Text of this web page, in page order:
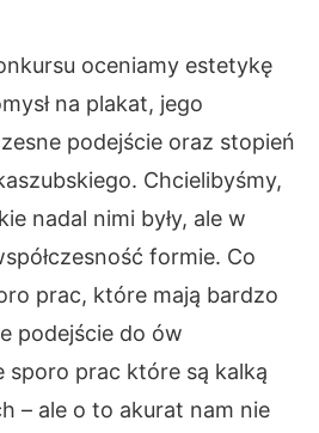
oceniamy estetykę
na plakat, jego
podejście oraz stopień
Chcielibyśmy,
nadal nimi były, ale w
formie. Co
prac, które mają bardzo
podejście do ów
sporo prac które są kalką
– ale o to akurat nam nie